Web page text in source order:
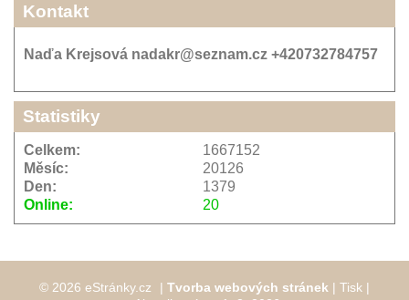
Kontakt
Naďa Krejsová nadakr@seznam.cz +420732784757
Statistiky
Online: 20
Celkem:
1667152
Měsíc:
20126
Den:
1379
© 2026 eStránky.cz | Tvorba webových stránek | Tisk |